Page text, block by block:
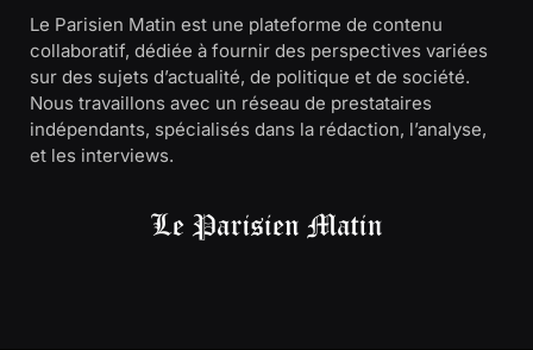
Le Parisien Matin est une plateforme de contenu
collaboratif, dédiée à fournir des perspectives variées
sur des sujets d’actualité, de politique et de société.
Nous travaillons avec un réseau de prestataires
indépendants, spécialisés dans la rédaction, l’analyse,
et les interviews.